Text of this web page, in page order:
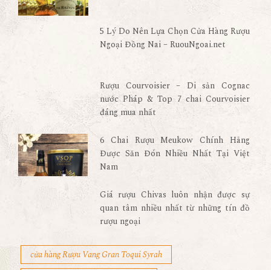
5 Lý Do Nên Lựa Chọn Cửa Hàng Rượu
Ngoại Đồng Nai – RuouNgoai.net
Rượu Courvoisier – Di sản Cognac
nước Pháp & Top 7 chai Courvoisier
đáng mua nhất
6 Chai Rượu Meukow Chính Hãng
Được Săn Đón Nhiều Nhất Tại Việt
Nam
Giá rượu Chivas luôn nhận được sự
quan tâm nhiều nhất từ những tín đồ
rượu ngoại
cửa hàng Rượu Vang Gran Toqui Syrah